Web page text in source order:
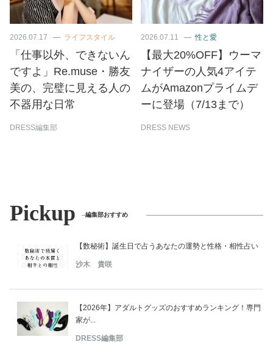
2026.07.17 ライフスタイル
「仕事以外、できないん
ですよ」Re.muse・勝友
美の、完璧に見える人の
不器用な日常
DRESS編集部
2026.07.11 性と愛
【最大20%OFF】ウーマ
ナイザーの人気4アイテ
ムがAmazonプライムデ
ーに登場（7/13まで）
DRESS NEWS
Pickup 編集部おすすめ
【数秘術】誕生日で占うあなたの運勢と性格・相性占い
沙木 貴咲
【2026年】アダルトグッズのおすすめランキング！専門
家が...
DRESS編集部